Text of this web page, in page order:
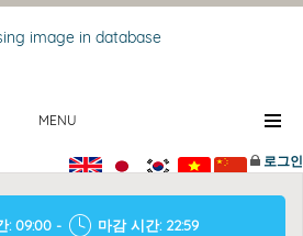
MENU
로그인
: 09:00 - 마감 시간: 22:59